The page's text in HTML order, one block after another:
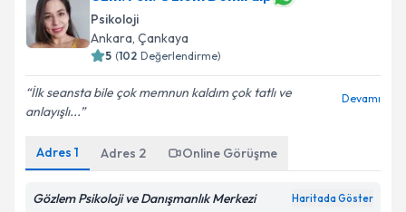
Psikoloji
Ankara, Çankaya
5 (102 Değerlendirme)
İlk seansta bile çok memnun kaldım çok tatlı ve
anlayışlı...
Devamı
Adres 1 Adres 2 Online Görüşme
Gözlem Psikoloji ve Danışmanlık Merkezi Haritada Göster